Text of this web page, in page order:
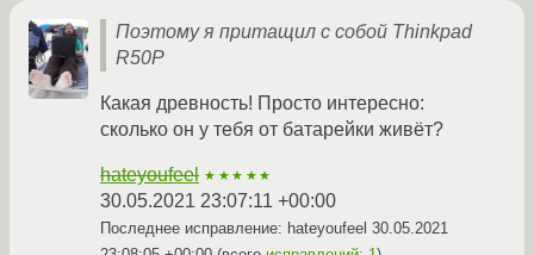
Поэтому я притащил с собой Thinkpad
R50P
Какая древность! Просто интересно:
сколько он у тебя от батарейки живёт?
hateyoufeel ★★★★★
30.05.2021 23:07:11 +00:00
Последнее исправление: hateyoufeel 30.05.2021